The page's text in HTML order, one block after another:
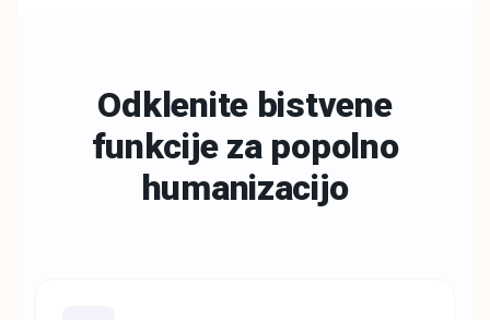
Odklenite bistvene
funkcije za popolno
humanizacijo